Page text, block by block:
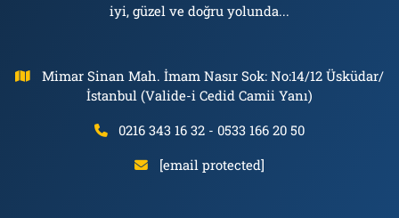
iyi, güzel ve doğru yolunda...
Mimar Sinan Mah. İmam Nasır Sok: No:14/12 Üsküdar/
İstanbul (Valide-i Cedid Camii Yanı)
0216 343 16 32 - 0533 166 20 50
[email protected]